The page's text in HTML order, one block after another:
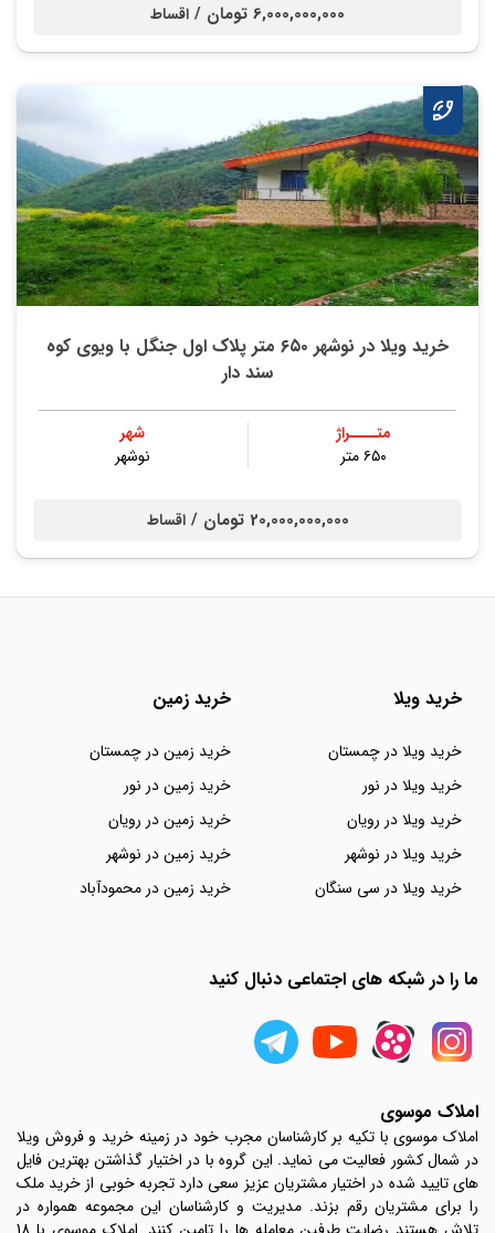
6,000,000,000 تومان / اقساط
خرید ویلا در نوشهر ۶۵۰ متر پلاک اول جنگل با ویوی کوه
سند دار
متــــراژ
۶۵۰ متر
شهر
نوشهر
20,000,000,000 تومان / اقساط
خرید ویلا
خرید ویلا در چمستان
خرید ویلا در نور
خرید ویلا در رویان
خرید ویلا در نوشهر
خرید ویلا در سی سنگان
خرید زمین
خرید زمین در چمستان
خرید زمین در نور
خرید زمین در رویان
خرید زمین در نوشهر
خرید زمین در محمودآباد
ما را در شبکه های اجتماعی دنبال کنید
املاک موسوی
املاک موسوی با تکیه بر کارشناسان مجرب خود در زمینه خرید و فروش ویلا
در شمال کشور فعالیت می نماید. این گروه با در اختیار گذاشتن بهترین فایل
های تایید شده در اختیار مشتریان عزیز سعی دارد تجربه خوبی از خرید ملک
را برای مشتریان رقم بزند. مدیریت و کارشناسان این مجموعه همواره در